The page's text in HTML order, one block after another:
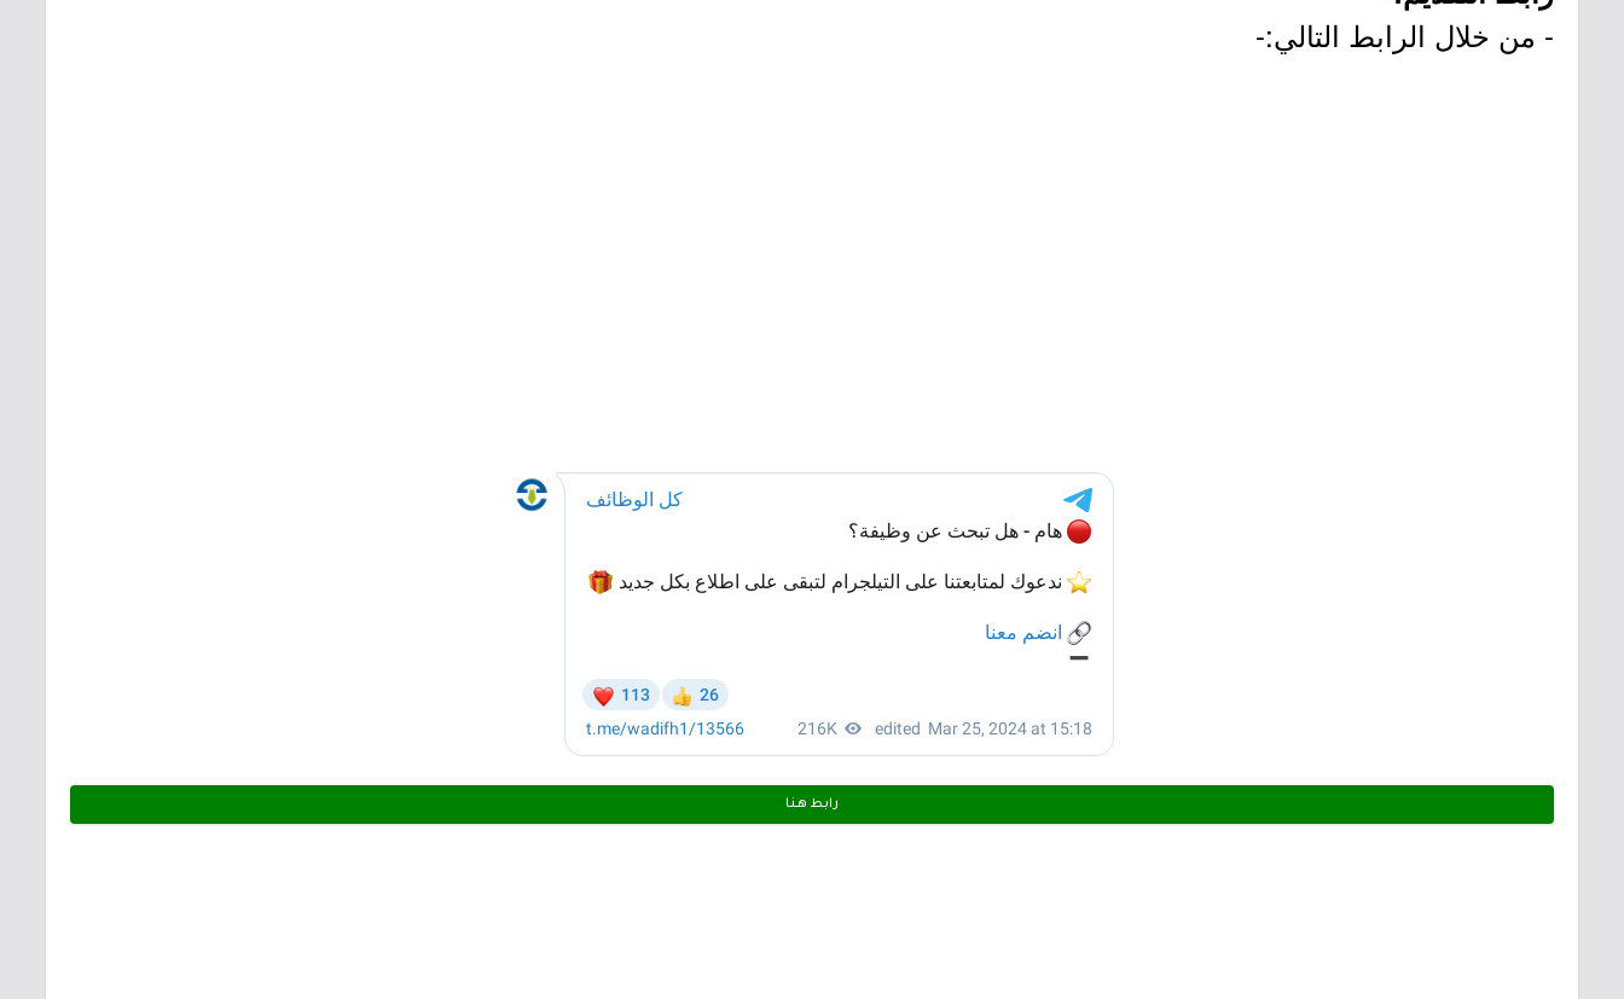
- من خلال الرابط التالي:-
رابط هـنـا